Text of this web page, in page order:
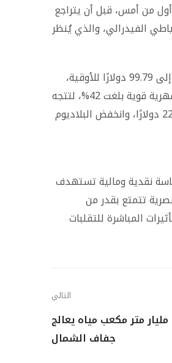
مسبوق عند 5594.82 دولارًا للأوقية أول من أمس، قبل أن يتراجع
الفيدرالي، والذي يُنظر
وامتدت الخسائر إلى باقي المعادن النفيسة، حيث هبطت الفضة بنسبة 14.1% إلى 99.79 دولارًا للأوقية،
بعدما كانت قد سجلت ذروة تاريخية عند 121.64 دولارًا، رغم تحقيقها مكاسب شهرية قوية بلغت 42%، لتتجه
نحو أفضل أداء شهري في تاريخها. كما تراجع البلاتين بنسبة 12.6% إلى 2298.76 دولارًا، وانخفض البلاديوم
نقدية ومالية تستهدف
تتمتع بقدر من
المباشرة للتقلبات
التالي
الصين: نقل 80 مليار متر مكعب مياه يعالج
جفاف الشمال